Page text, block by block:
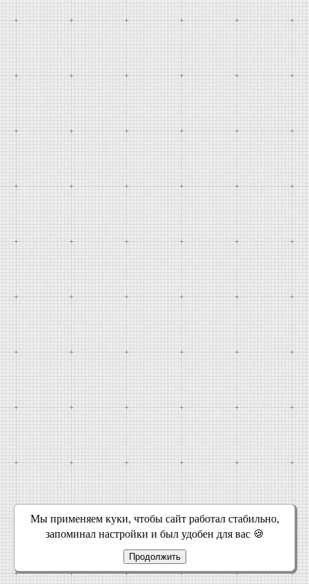
Мы применяем куки, чтобы сайт работал стабильно,
запоминал настройки и был удобен для вас 🍪
Продолжить